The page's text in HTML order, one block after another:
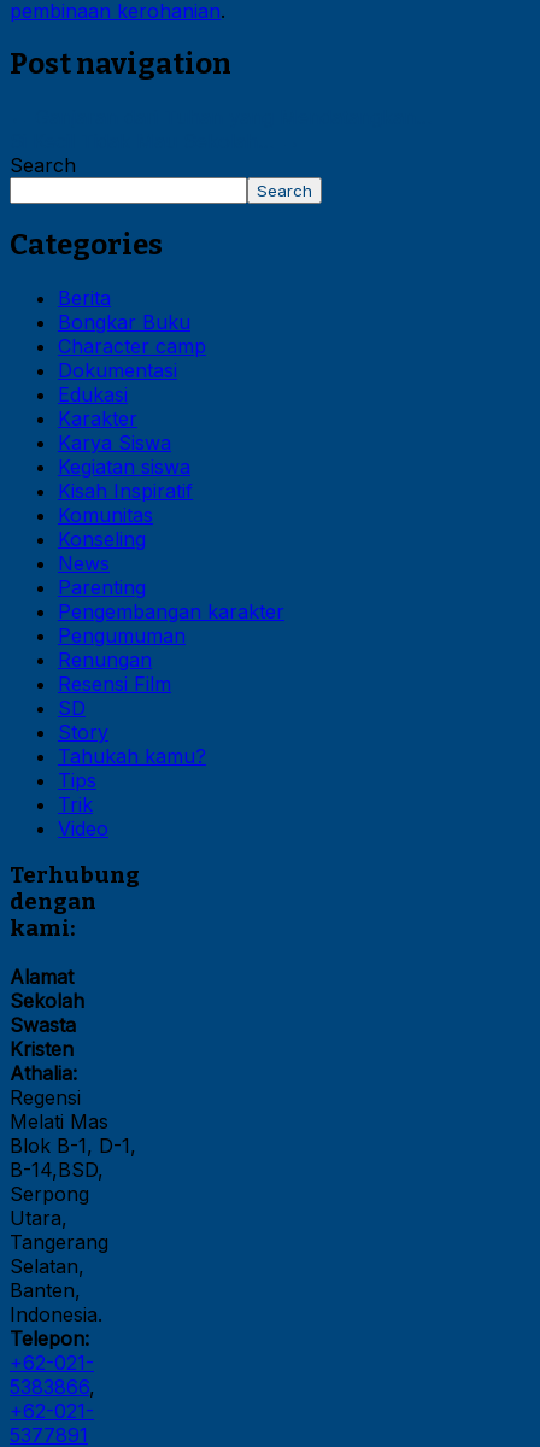
pembinaan kerohanian.
Post navigation
Search
Search
Categories
Berita
Bongkar Buku
Character camp
Dokumentasi
Edukasi
Karakter
Karya Siswa
Kegiatan siswa
Kisah Inspiratif
Komunitas
Konseling
News
Parenting
Pengembangan karakter
Pengumuman
Renungan
Resensi Film
SD
Story
Tahukah kamu?
Tips
Trik
Video
Terhubung
dengan
kami:
Alamat
Sekolah
Swasta
Kristen
Athalia:
Regensi
Melati Mas
Blok B-1, D-1,
B-14,BSD,
Serpong
Utara,
Tangerang
Selatan,
Banten,
Indonesia.
Telepon:
+62-021-
5383866,
+62-021-
5377891